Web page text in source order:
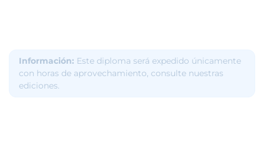
Información: Este diploma será expedido únicamente
con horas de aprovechamiento, consulte nuestras
ediciones.